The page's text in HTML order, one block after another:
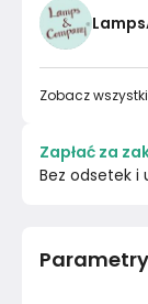
Zobacz
Zapłać za
Bez odsetek i